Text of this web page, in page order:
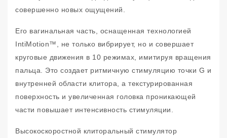
совершенно новых ощущений.
Его вагинальная часть, оснащенная технологией
IntiMotion™, не только вибрирует, но и совершает
круговые движения в 10 режимах, имитируя вращения
пальца. Это создает ритмичную стимуляцию точки G и
внутренней области клитора, а текстурированная
поверхность и увеличенная головка проникающей
части повышает интенсивность стимуляции.
Высокоскоростной клиторальный стимулятор